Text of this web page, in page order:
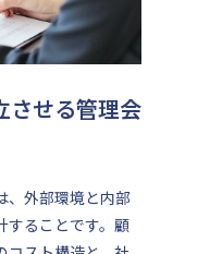
させる管理会
、外部環境と内部
することです。顧